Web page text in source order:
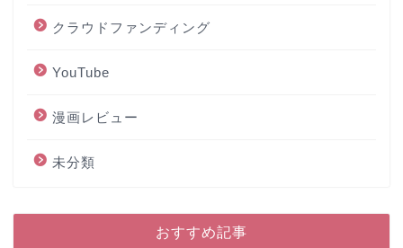
クラウドファンディング
YouTube
漫画レビュー
未分類
おすすめ記事